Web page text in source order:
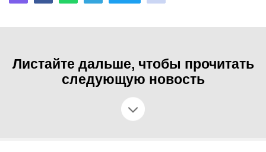
Листайте дальше, чтобы прочитать
следующую новость